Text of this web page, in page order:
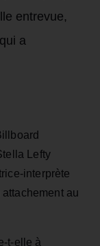
entrevue,
a
Lefty
interprète
au
t-elle à